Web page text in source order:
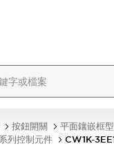
按鈕開關
平面鑲嵌框
列控制元件
CW1K-